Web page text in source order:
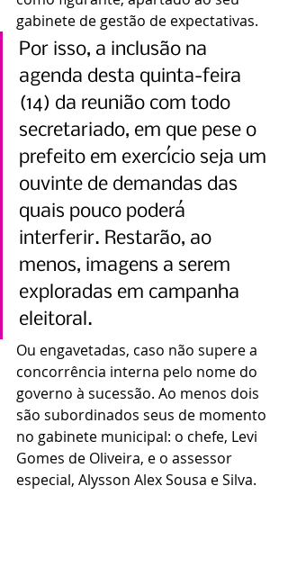
gabinete de gestão de expectativas.
Por isso, a inclusão na
agenda desta quinta-feira
(14) da reunião com todo
secretariado, em que pese o
prefeito em exercício seja um
ouvinte de demandas das
quais pouco poderá
interferir. Restarão, ao
menos, imagens a serem
exploradas em campanha
eleitoral.
Ou engavetadas, caso não supere a
concorrência interna pelo nome do
governo à sucessão. Ao menos dois
são subordinados seus de momento
no gabinete municipal: o chefe, Levi
Gomes de Oliveira, e o assessor
especial, Alysson Alex Sousa e Silva.